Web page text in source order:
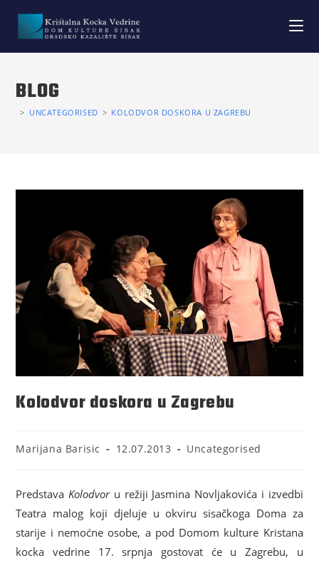
BLOG
> UNCATEGORISED > KOLODVOR DOSKORA U ZAGREBU
Kolodvor doskora u Zagrebu
Marijana Barisic 12.07.2013 Uncategorised
PredstavaKolodvoru režiji Jasmina Novljakovića i izvedbi
Teatra malog koji djeluje u okviru sisačkoga Doma za
starije i nemoćne osobe, a pod Domom kulture Kristana
kocka vedrine 17. srpnja gostovat će u Zagrebu, u